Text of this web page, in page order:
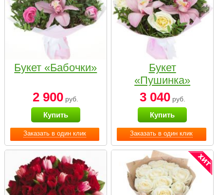
Заказать в один клик
Букет «Бабочки»
2 900 руб.
Купить
Заказать в один клик
Букет
«Пушинка»
3 040руб.
Купить